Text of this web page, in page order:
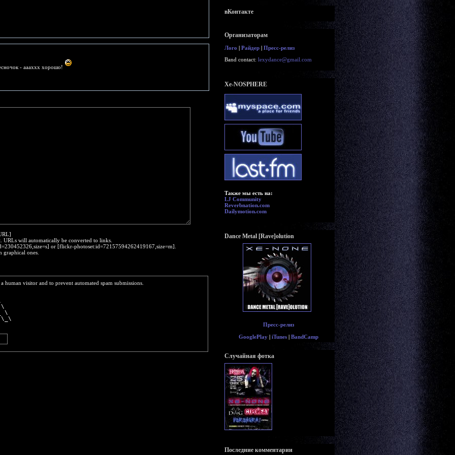
- аааххх хорошо!
URLs will automatically be converted to links.
or [flickr-photoset:id=72157594262419167,size=m].
ones.
human visitor and to prevent automated spam submissions.
\
\
\
вКонтакте
Организаторам
Лого | Райдер | Пресс-релиз
Band contact: lexydance@gmail.com
Xe-NOSPHERE
Также мы есть на:
LJ Community
Reverbnation.com
Dailymotion.com
Dance Metal [Rave]olution
Пресс-релиз
GooglePlay| iTunes| BandCamp
Случайная фотка
Последние комментарии